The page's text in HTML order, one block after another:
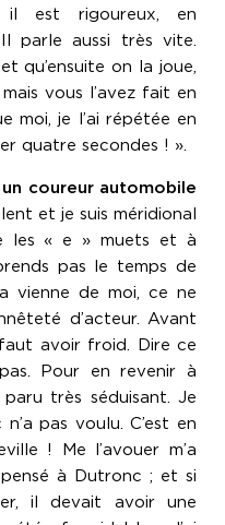
est rigoureux, en
parle aussi très vite.
qu’ensuite on la joue,
vous l’avez fait en
moi, je l’ai répétée en
quatre secondes ! ».
coureur automobile
et je suis méridional
les « e » muets et à
pas le temps de
vienne de moi, ce ne
d’acteur. Avant
avoir froid. Dire ce
Pour en revenir à
très séduisant. Je
pas voulu. C’est en
! Me l’avouer m’a
pensé à Dutronc ; et si
il devait avoir une